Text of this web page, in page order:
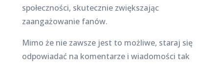
społeczności, skutecznie zwiększając
zaangażowanie fanów.
Mimo że nie zawsze jest to możliwe, staraj się
odpowiadać na komentarze i wiadomości tak